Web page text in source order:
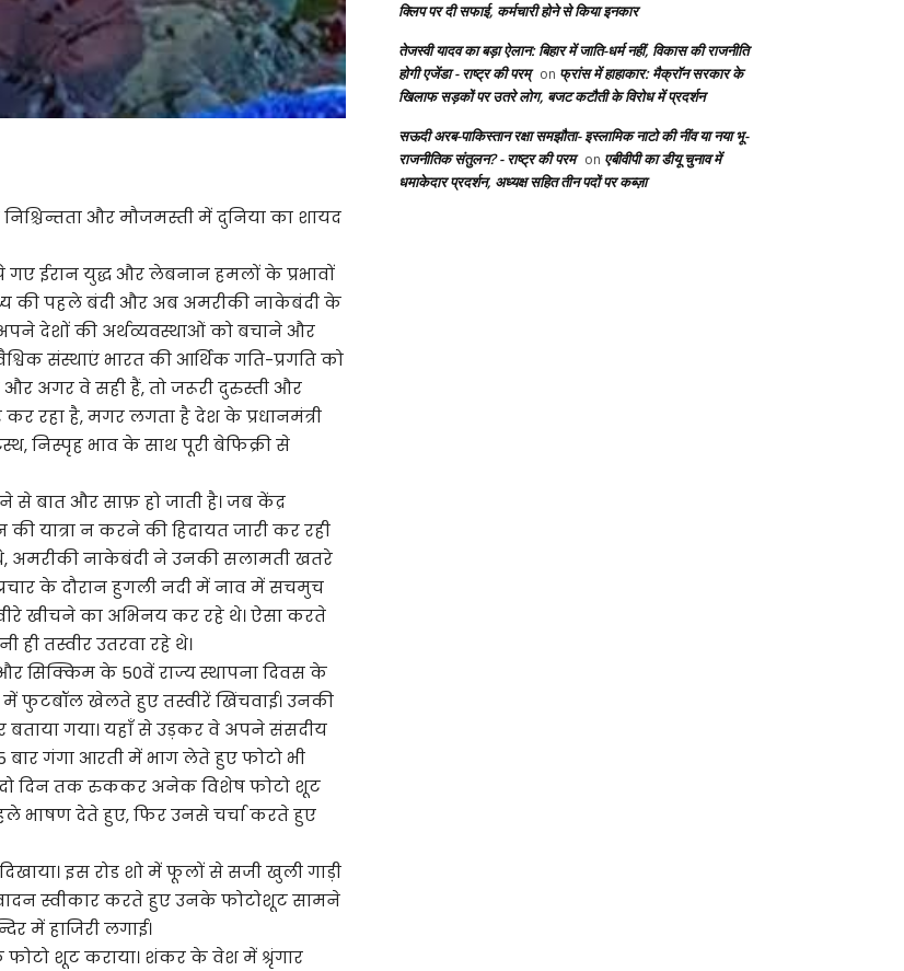
निश्चिन्तता और मौजमस्ती में दुनिया का शायद
गए ईरान युद्ध और लेबनान हमलों के प्रभावों
की पहले बंदी और अब अमरीकी नाकेबंदी के
देशों की अर्थव्यवस्थाओं को बचाने और
संस्थाएं भारत की आर्थिक गति-प्रगति को
अगर वे सही हैं, तो जरूरी दुरुस्ती और
रहा है, मगर लगता है देश के प्रधानमंत्री
निस्पृह भाव के साथ पूरी बेफिक्री से
से बात और साफ़ हो जाती है। जब केंद्र
यात्रा न करने की हिदायत जारी कर रही
नाकेबंदी ने उनकी सलामती खतरे
के दौरान हुगली नदी में नाव में सचमुच
खीचने का अभिनय कर रहे थे। ऐसा करते
तस्वीर उतरवा रहे थे।
सिक्किम के 50वें राज्य स्थापना दिवस के
फुटबॉल खेलते हुए तस्वीरें खिंचवाई। उनकी
बताया गया। यहाँ से उड़कर वे अपने संसदीय
बार गंगा आरती में भाग लेते हुए फोटो भी
दो दिन तक रुककर अनेक विशेष फोटो शूट
भाषण देते हुए, फिर उनसे चर्चा करते हुए
इस रोड शो में फूलों से सजी खुली गाड़ी
स्वीकार करते हुए उनके फोटोशूट सामने
में हाजिरी लगाई।
शूट कराया। शंकर के वेश में श्रृंगार
क्लिप पर दी सफाई, कर्मचारी होने से किया इनकार
तेजस्वी यादव का बड़ा ऐलान: बिहार में जाति-धर्म नहीं, विकास की राजनीति
होगी एजेंडा - राष्ट्र की परम् on फ्रांस में हाहाकार: मैक्रॉन सरकार के
खिलाफ सड़कों पर उतरे लोग, बजट कटौती के विरोध में प्रदर्शन
सऊदी अरब-पाकिस्तान रक्षा समझौता- इस्लामिक नाटो की नींव या नया भू-
राजनीतिक संतुलन? - राष्ट्र की परम on एबीवीपी का डीयू चुनाव में
धमाकेदार प्रदर्शन, अध्यक्ष सहित तीन पदों पर कब्ज़ा